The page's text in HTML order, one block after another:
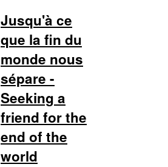
Jusqu'à ce
que la fin du
monde nous
sépare -
Seeking a
friend for the
end of the
world